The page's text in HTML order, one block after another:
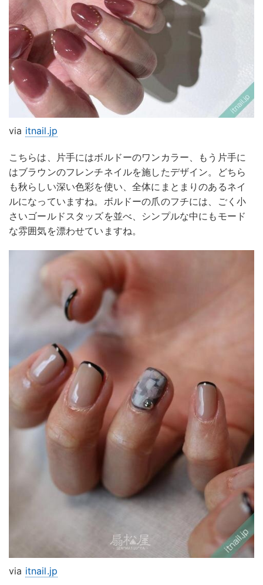
via itnail.jp
こちらは、片手にはボルドーのワンカラー、もう片手に
はブラウンのフレンチネイルを施したデザイン。どちら
も秋らしい深い色彩を使い、全体にまとまりのあるネイ
ルになっていますね。ボルドーの爪のフチには、ごく小
さいゴールドスタッズを並べ、シンプルな中にもモード
な雰囲気を漂わせていますね。
via itnail.jp